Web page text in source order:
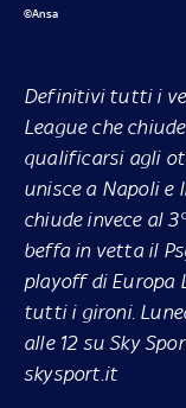
©Ansa
Definitivi tutti i
League che
qualificarsi agli
unisce a Napoli e
chiude invece al
beffa in vetta il
playoff di Europa
tutti i gironi.
alle 12 su Sky
skysport.it